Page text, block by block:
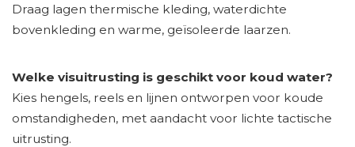
Draag lagen thermische kleding, waterdichte
bovenkleding en warme, geïsoleerde laarzen.
Welke visuitrusting is geschikt voor koud water?
Kies hengels, reels en lijnen ontworpen voor koude
omstandigheden, met aandacht voor lichte tactische
uitrusting.